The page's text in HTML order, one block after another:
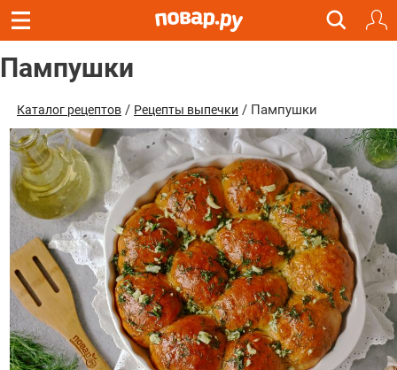
Пампушки
Каталог рецептов / Рецепты выпечки / Пампушки